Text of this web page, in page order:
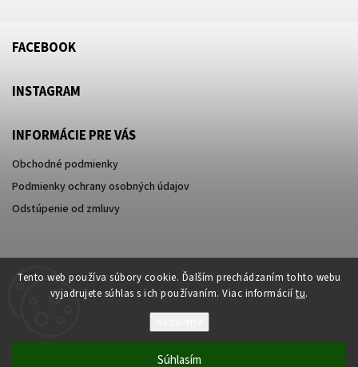
Tento web používa súbory cookie. Ďalším prechádzaním tohto webu
vyjadrujete súhlas s ich používaním. Viac informácií tu.
Súhlasím
FACEBOOK
INSTAGRAM
INFORMÁCIE PRE VÁS
Obchodné podmienky
Podmienky ochrany osobných údajov
Odstúpenie od zmluvy